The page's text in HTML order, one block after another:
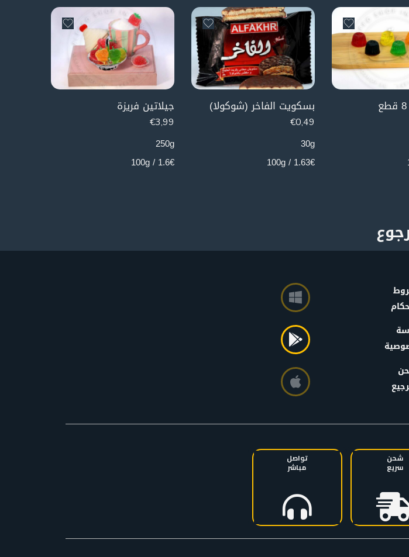
بسكويت الفاخر (شوكولا)
€0,49
30g
1.63€ / 100g
جيلاتين فريزة
€3,99
250g
1.6€ / 100g
شحن
سريع
تواصل
مباشر